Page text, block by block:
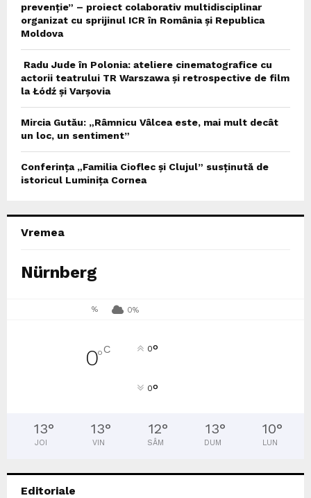
prevenție” – proiect colaborativ multidisciplinar
organizat cu sprijinul ICR în România și Republica
Moldova
Radu Jude în Polonia: ateliere cinematografice cu
actorii teatrului TR Warszawa și retrospective de film
la Łódź și Varșovia
Mircia Gutău: „Râmnicu Vâlcea este, mai mult decât
un loc, un sentiment”
Conferința „Familia Cioflec și Clujul” susținută de
istoricul Luminița Cornea
Vremea
Nürnberg
% 0%
0°C 0°
0°
13°
JOI
13°
VIN
12°
SÂM
13°
DUM
10°
LUN
Editoriale